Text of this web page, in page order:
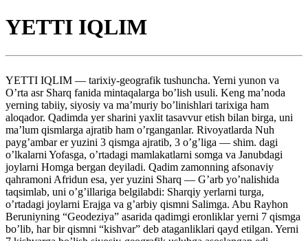
YETTI IQLIM
YETTI IQLIM — tarixiy-geografik tushuncha. Yerni yunon va
O’rta asr Sharq fanida mintaqalarga bo’lish usuli. Keng ma’noda
yerning tabiiy, siyosiy va ma’muriy bo’linishlari tarixiga ham
aloqador. Qadimda yer sharini yaxlit tasavvur etish bilan birga, uni
ma’lum qismlarga ajratib ham o’rganganlar. Rivoyatlarda Nuh
payg’ambar er yuzini 3 qismga ajratib, 3 o’g’liga — shim. dagi
o’lkalarni Yofasga, o’rtadagi mamlakatlarni somga va Janubdagi
joylarni Homga bergan deyiladi. Qadim zamonning afsonaviy
qahramoni Afridun esa, yer yuzini Sharq — G’arb yo’nalishida
taqsimlab, uni o’g’illariga belgilabdi: Sharqiy yerlarni turga,
o’rtadagi joylarni Erajga va g’arbiy qismni Salimga. Abu Rayhon
Beruniyning “Geodeziya” asarida qadimgi eronliklar yerni 7 qismga
bo’lib, har bir qismni “kishvar” deb ataganliklari qayd etilgan. Yerni